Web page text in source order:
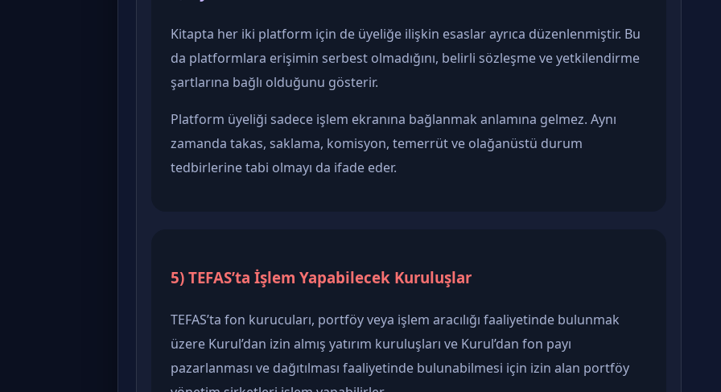
Kitapta her iki platform için de üyeliğe ilişkin esaslar ayrıca düzenlenmiştir. Bu
da platformlara erişimin serbest olmadığını, belirli sözleşme ve yetkilendirme
şartlarına bağlı olduğunu gösterir.
Platform üyeliği sadece işlem ekranına bağlanmak anlamına gelmez. Aynı
zamanda takas, saklama, komisyon, temerrüt ve olağanüstü durum
tedbirlerine tabi olmayı da ifade eder.
5) TEFAS’ta İşlem Yapabilecek Kuruluşlar
TEFAS’ta fon kurucuları, portföy veya işlem aracılığı faaliyetinde bulunmak
üzere Kurul’dan izin almış yatırım kuruluşları ve Kurul’dan fon payı
pazarlanması ve dağıtılması faaliyetinde bulunabilmesi için izin alan portföy